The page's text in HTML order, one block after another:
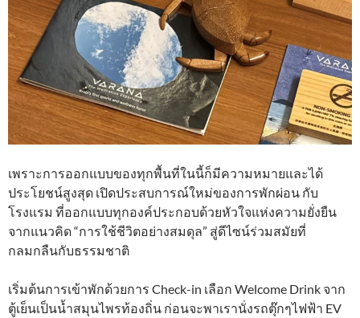
เพราะการออกแบบของทุกพื้นที่ในนี้ก็มีความหมายและได้
ประโยชน์สูงสุด เปิดประสบการณ์ใหม่ของการพักผ่อน กับ
โรงแรม ที่ออกแบบทุกองค์ประกอบด้วยหัวใจแห่งความยั่งยืน
จากแนวคิด “การใช้ชีวิตอย่างสมดุล” สู่ดีไซน์ร่วมสมัยที่
กลมกลืนกับธรรมชาติ
เริ่มต้นการเข้าพักด้วยการ Check-in เลือก Welcome Drink จาก
ตู้เย็นเป็นน้ำสมุนไพรท้องถิ่น ก่อนจะพาเรานั่งรถตุ๊กๆไฟฟ้า EV